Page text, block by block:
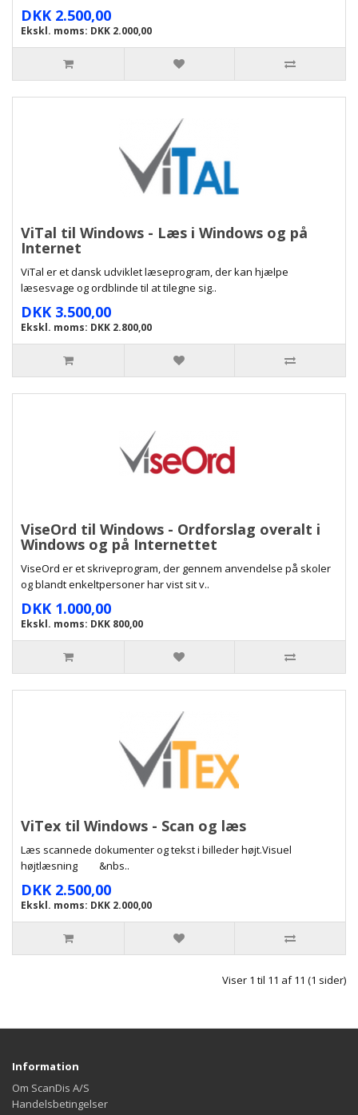
DKK 2.500,00
Ekskl. moms: DKK 2.000,00
ViTal til Windows - Læs i Windows og på
Internet
ViTal er et dansk udviklet læseprogram, der kan hjælpe
læsesvage og ordblinde til at tilegne sig..
DKK 3.500,00
Ekskl. moms: DKK 2.800,00
ViseOrd til Windows - Ordforslag overalt i
Windows og på Internettet
ViseOrd er et skriveprogram, der gennem anvendelse på skoler
og blandt enkeltpersoner har vist sit v..
DKK 1.000,00
Ekskl. moms: DKK 800,00
ViTex til Windows - Scan og læs
Læs scannede dokumenter og tekst i billeder højt.Visuel
højtlæsning &nbs..
DKK 2.500,00
Ekskl. moms: DKK 2.000,00
Viser 1 til 11 af 11 (1 sider)
Information
Om ScanDis A/S
Handelsbetingelser